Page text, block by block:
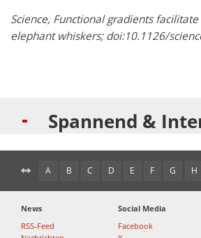
Science, Functional gradients
elephant whiskers; doi:10.1126/
Spannend &
A B C D E F G H
News
RSS-Feed
Social Media
Facebook